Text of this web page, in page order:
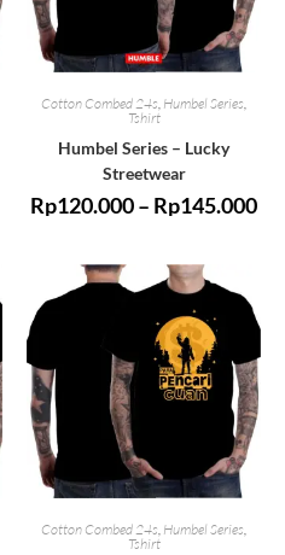
Cotton Combed 24s, Humbel Series,
Tshirt
Humbel Series – Lucky
Streetwear
Rp120.000– Rp145.000
Cotton Combed 24s, Humbel Series,
Tshirt